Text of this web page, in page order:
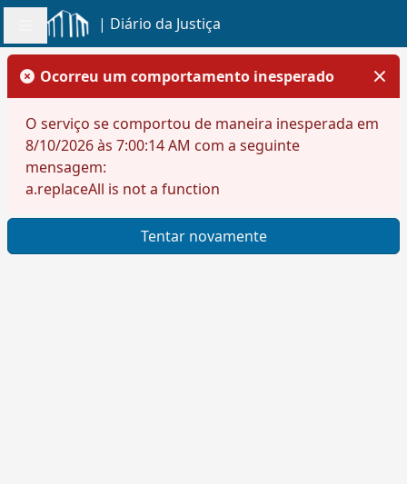
| Diário da Justiça
Ocorreu um comportamento inesperado
O serviço se comportou de maneira inesperada em
8/10/2026às 7:00:14 AM com a seguinte
mensagem:
a.replaceAll is not a function
Tentar novamente